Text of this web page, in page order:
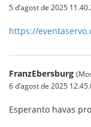
5 d’agost de 2025
https://
FranzEbersburg
6 d’agost de 2025
Esperanto havas